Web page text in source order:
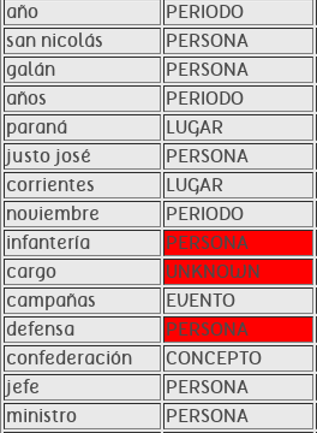
año
PERIODO
san nicolás
PERSONA
galán
PERSONA
años
PERIODO
paraná
LUGAR
justo josé
PERSONA
corrientes
LUGAR
noviembre
PERIODO
infantería
PERSONA
cargo
UNKNOWN
campañas
EVENTO
defensa
PERSONA
confederación
CONCEPTO
jefe
PERSONA
ministro
PERSONA